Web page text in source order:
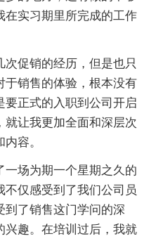
在实习期里所完成的工作
促销的经历，但是也只
于销售的体验，根本没有
要正式的入职到公司开启
就让我更加全面和深层次
容。
场为期一个星期之久的
不仅感受到了我们公司员
到了销售这门学问的深
兴趣。在培训过后，我就